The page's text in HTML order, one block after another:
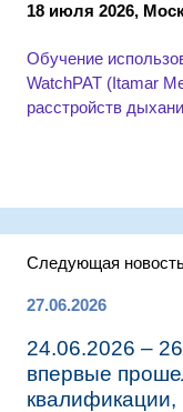
18 июля 2026,
Обучение
WatchPAT (Itamar
расстройств
Следующая
27.06.2026
24.06.2026 –
впервые